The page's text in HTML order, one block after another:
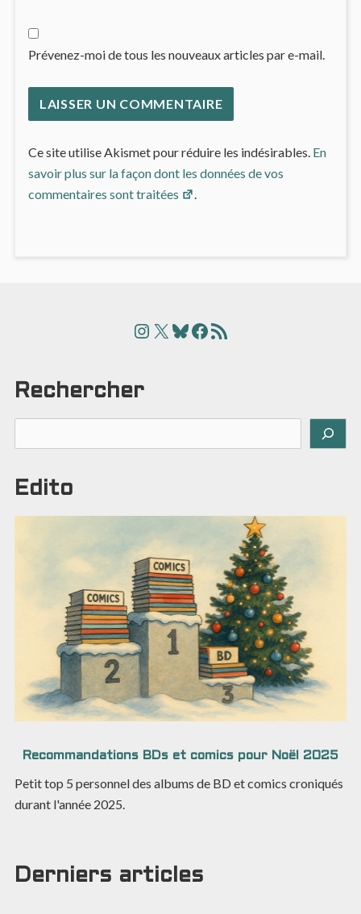
Prévenez-moi de tous les nouveaux articles par e-mail.
Ce site utilise Akismet pour réduire les indésirables. En
savoir plus sur la façon dont les données de vos
commentaires sont traitées
.
Instagram
X Bluesky
Facebook
Articles
Rechercher
Edito
Recommandations BDs et comics pour Noël 2025
Petit top 5 personnel des albums de BD et comics croniqués
durant l'année 2025.
Derniers articles